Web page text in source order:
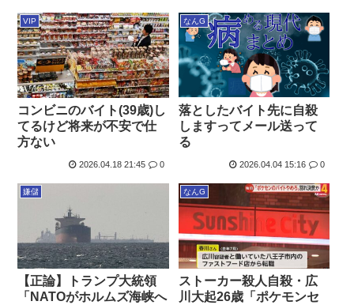
VIP
コンビニのバイト(39歳)し
てるけど将来が不安で仕
方ない
2026.04.18 21:45 0
なんG
落としたバイト先に自殺
しますってメール送って
る
2026.04.04 15:16 0
嫌儲
【正論】トランプ大統領
「NATOがホルムズ海峡へ
なんG
ストーカー殺人自殺・広
川大起26歳「ポケモンセ